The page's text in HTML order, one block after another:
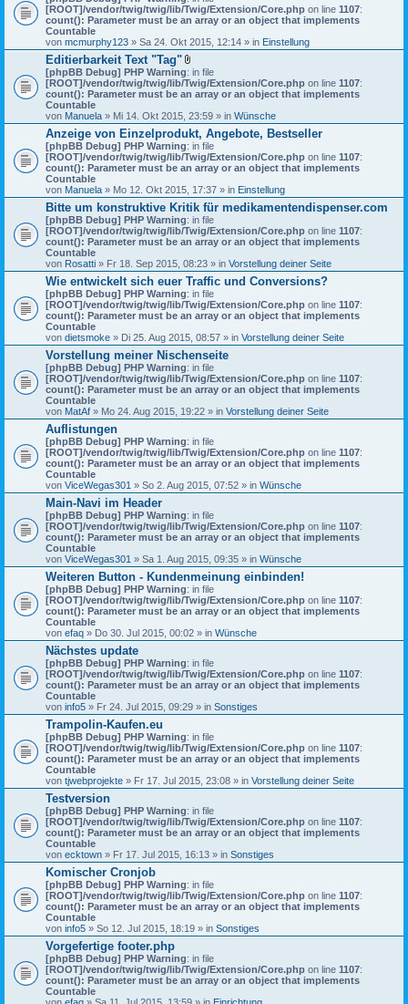
a
t
a
a
n
[ROOT]/vendor/twig/twig/lib/Twig/Extension/Core.php on line 1107:
count(): Parameter must be an array or an object that implements
Countable
von mcmurphy123 » Sa 24. Okt 2015, 12:14 » in Einstellung
Editierbarkeit Text "Tag"
D
a
i
a
n
h
a
n
[phpBB Debug] PHP Warning: in file
[ROOT]/vendor/twig/twig/lib/Twig/Extension/Core.php on line 1107:
count(): Parameter must be an array or an object that implements
Countable
von Manuela » Mi 14. Okt 2015, 23:59 » in Wünsche
Anzeige von Einzelprodukt, Angebote, Bestseller
[phpBB Debug] PHP Warning: in file
[ROOT]/vendor/twig/twig/lib/Twig/Extension/Core.php on line 1107:
count(): Parameter must be an array or an object that implements
Countable
von Manuela » Mo 12. Okt 2015, 17:37 » in Einstellung
Bitte um konstruktive Kritik für medikamentendispenser.com
[phpBB Debug] PHP Warning: in file
[ROOT]/vendor/twig/twig/lib/Twig/Extension/Core.php on line 1107:
count(): Parameter must be an array or an object that implements
Countable
von Rosatti » Fr 18. Sep 2015, 08:23 » in Vorstellung deiner Seite
Wie entwickelt sich euer Traffic und Conversions?
[phpBB Debug] PHP Warning: in file
[ROOT]/vendor/twig/twig/lib/Twig/Extension/Core.php on line 1107:
count(): Parameter must be an array or an object that implements
Countable
von dietsmoke » Di 25. Aug 2015, 08:57 » in Vorstellung deiner Seite
Vorstellung meiner Nischenseite
[phpBB Debug] PHP Warning: in file
[ROOT]/vendor/twig/twig/lib/Twig/Extension/Core.php on line 1107:
count(): Parameter must be an array or an object that implements
Countable
von MatAf » Mo 24. Aug 2015, 19:22 » in Vorstellung deiner Seite
Auflistungen
[phpBB Debug] PHP Warning: in file
[ROOT]/vendor/twig/twig/lib/Twig/Extension/Core.php on line 1107:
count(): Parameter must be an array or an object that implements
Countable
von ViceWegas301 » So 2. Aug 2015, 07:52 » in Wünsche
Main-Navi im Header
[phpBB Debug] PHP Warning: in file
[ROOT]/vendor/twig/twig/lib/Twig/Extension/Core.php on line 1107:
count(): Parameter must be an array or an object that implements
Countable
von ViceWegas301 » Sa 1. Aug 2015, 09:35 » in Wünsche
Weiteren Button - Kundenmeinung einbinden!
[phpBB Debug] PHP Warning: in file
[ROOT]/vendor/twig/twig/lib/Twig/Extension/Core.php on line 1107:
count(): Parameter must be an array or an object that implements
Countable
von efaq » Do 30. Jul 2015, 00:02 » in Wünsche
Nächstes update
[phpBB Debug] PHP Warning: in file
[ROOT]/vendor/twig/twig/lib/Twig/Extension/Core.php on line 1107:
count(): Parameter must be an array or an object that implements
Countable
von info5 » Fr 24. Jul 2015, 09:29 » in Sonstiges
Trampolin-Kaufen.eu
[phpBB Debug] PHP Warning: in file
[ROOT]/vendor/twig/twig/lib/Twig/Extension/Core.php on line 1107:
count(): Parameter must be an array or an object that implements
Countable
von tjwebprojekte » Fr 17. Jul 2015, 23:08 » in Vorstellung deiner Seite
Testversion
[phpBB Debug] PHP Warning: in file
[ROOT]/vendor/twig/twig/lib/Twig/Extension/Core.php on line 1107:
count(): Parameter must be an array or an object that implements
Countable
von ecktown » Fr 17. Jul 2015, 16:13 » in Sonstiges
Komischer Cronjob
[phpBB Debug] PHP Warning: in file
[ROOT]/vendor/twig/twig/lib/Twig/Extension/Core.php on line 1107:
count(): Parameter must be an array or an object that implements
Countable
von info5 » So 12. Jul 2015, 18:19 » in Sonstiges
Vorgefertige footer.php
[phpBB Debug] PHP Warning: in file
[ROOT]/vendor/twig/twig/lib/Twig/Extension/Core.php on line 1107:
count(): Parameter must be an array or an object that implements
Countable
von efaq » Sa 11. Jul 2015, 13:59 » in Einrichtung